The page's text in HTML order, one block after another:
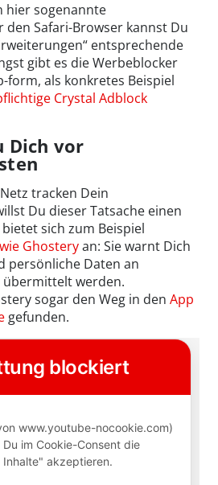
hier sogenannte
den Safari-Browser kannst Du
entsprechende
gibt es die Werbeblocker
form, als konkretes Beispiel
Crystal Adblock
Dich vor
tracken Dein
Du dieser Tatsache einen
sich zum Beispiel
Ghosteryan: Sie warnt Dich
persönliche Daten an
werden.
sogar den Weg in den App
gefunden.